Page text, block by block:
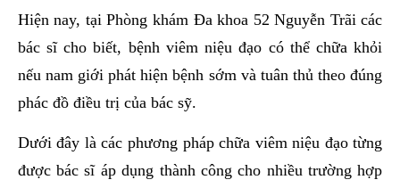
Hiện nay, tại Phòng khám Đa khoa 52 Nguyễn Trãi các
bác sĩ cho biết, bệnh viêm niệu đạo có thể chữa khỏi
nếu nam giới phát hiện bệnh sớm và tuân thủ theo đúng
phác đồ điều trị của bác sỹ.
Dưới đây là các phương pháp chữa viêm niệu đạo từng
được bác sĩ áp dụng thành công cho nhiều trường hợp